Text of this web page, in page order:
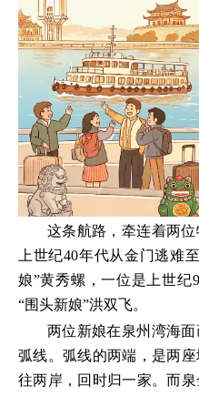
这条航路，牵连着两
上世纪40年代从金门逃难
娘”黄秀螺，一位是上世纪
“围头新娘”洪双飞。
两位新娘在泉州湾海
弧线。弧线的两端，是两
往两岸，回时归一家。而